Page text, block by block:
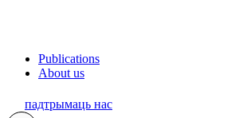
Publications
About us
падтрымаць нас